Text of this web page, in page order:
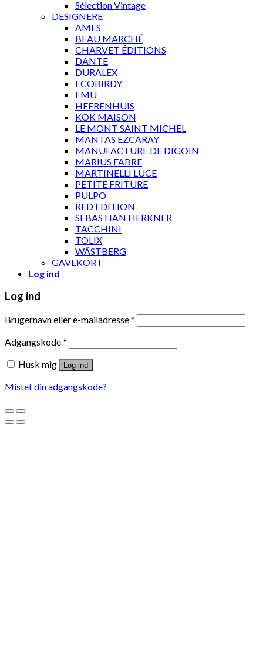
Sélection Vintage
DESIGNERE
AMES
BEAU MARCHÉ
CHARVET ÉDITIONS
DANTE
DURALEX
ECOBIRDY
EMU
HEERENHUIS
KOK MAISON
LE MONT SAINT MICHEL
MANTAS EZCARAY
MANUFACTURE DE DIGOIN
MARIUS FABRE
MARTINELLI LUCE
PETITE FRITURE
PULPO
RED EDITION
SEBASTIAN HERKNER
TACCHINI
TOLIX
WÄSTBERG
GAVEKORT
Log ind
Log ind
Brugernavn eller e-mailadresse*
Adgangskode*
Husk mig
Log ind
Mistet din adgangskode?